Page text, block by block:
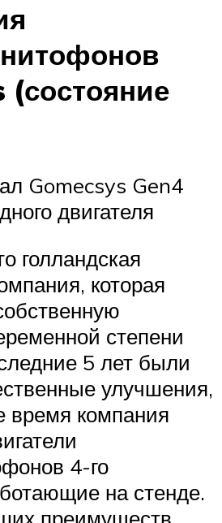
(состояние
Gomecsys Gen4
двигателя
голландская
которая
степени
5 лет были
улучшения,
время компания
4-го
на стенде.